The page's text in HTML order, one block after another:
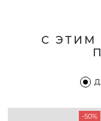
С ЭТИМ
-50%